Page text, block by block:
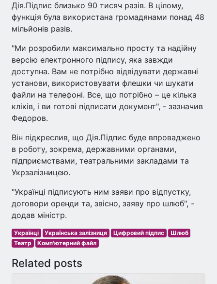
Дія.Підпис близько 90 тисяч разів. В цілому,
функція була використана громадянами понад 48
мільйонів разів.
"Ми розробили максимально просту та надійну
версію електронного підпису, яка завжди
доступна. Вам не потрібно відвідувати державні
установи, використовувати флешки чи шукати
файли на телефоні. Все, що потрібно – це кілька
кліків, і ви готові підписати документ", - зазначив
Федоров.
Він підкреслив, що Дія.Підпис буде впроваджено
в роботу, зокрема, державними органами,
підприємствами, театральними закладами та
Укрзалізницею.
"Українці підписують ним заяви про відпустку,
договори оренди та, звісно, заяву про шлюб", -
додав міністр.
Українці Українська залізниця Цифровий підпис
Шлюб
Театр
Комп'ютерний файл
Related posts